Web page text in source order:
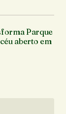
Parque
aberto em